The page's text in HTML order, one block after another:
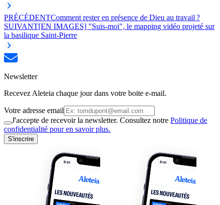
PRÉCÉDENTComment rester en présence de Dieu au travail ?
SUIVANT[EN IMAGES] "Suis-moi", le mapping vidéo projeté sur
la basilique Saint-Pierre
Newsletter
Recevez Aleteia chaque jour dans votre boite e-mail.
Votre adresse email
J'accepte de recevoir la newsletter. Consultez notre Politique de
confidentialité pour en savoir plus.
S'inscrire